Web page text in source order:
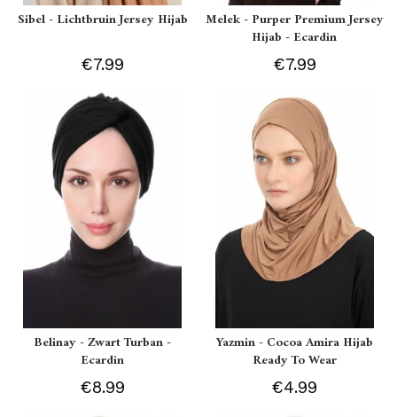
Sibel - Lichtbruin Jersey Hijab
€7.99
Melek - Purper Premium Jersey
Hijab - Ecardin
€7.99
Belinay - Zwart Turban -
Ecardin
€8.99
Yazmin - Cocoa Amira Hijab
Ready To Wear
€4.99